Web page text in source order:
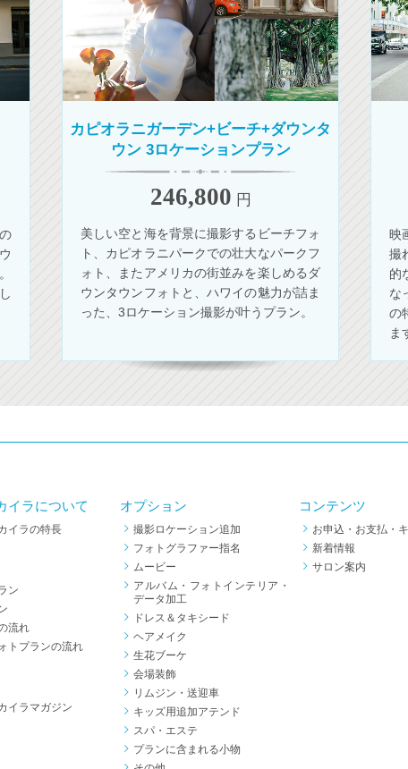
カピオラニガーデン+ビーチ+ダウンタ
ウン 3ロケーションプラン
246,800 円
美しい空と海を背景に撮影するビーチフォ
ト、カピオラニパークでの壮大なパークフ
ォト、またアメリカの街並みを楽しめるダ
ウンタウンフォトと、ハワイの魅力が詰ま
った、3ロケーション撮影が叶うプラン。
映
撮
的
な
の
ま
イラについて
イラの特長
ン
流れ
トプランの流れ
イラマガジン
オプション
撮影ロケーション追加
フォトグラファー指名
ムービー
アルバム・フォトインテリア・
データ加工
ドレス＆タキシード
ヘアメイク
生花ブーケ
会場装飾
リムジン・送迎車
キッズ用追加アテンド
スパ・エステ
プランに含まれる小物
コンテンツ
お申込・お支払・
新着情報
サロン案内